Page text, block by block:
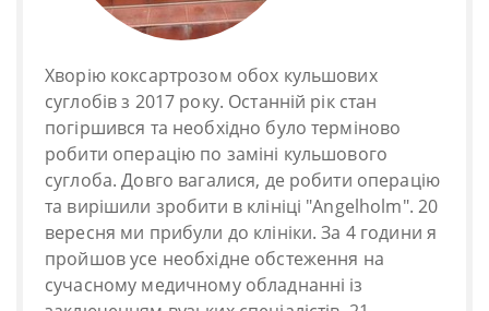
Хворію коксартрозом обох кульшових
суглобів з 2017 року. Останній рік стан
погіршився та необхідно було терміново
робити операцію по заміні кульшового
суглоба. Довго вагалися, де робити операцію
та вирішили зробити в клініці "Angelholm". 20
вересня ми прибули до клініки. За 4 години я
пройшов усе необхідне обстеження на
сучасному медичному обладнанні із